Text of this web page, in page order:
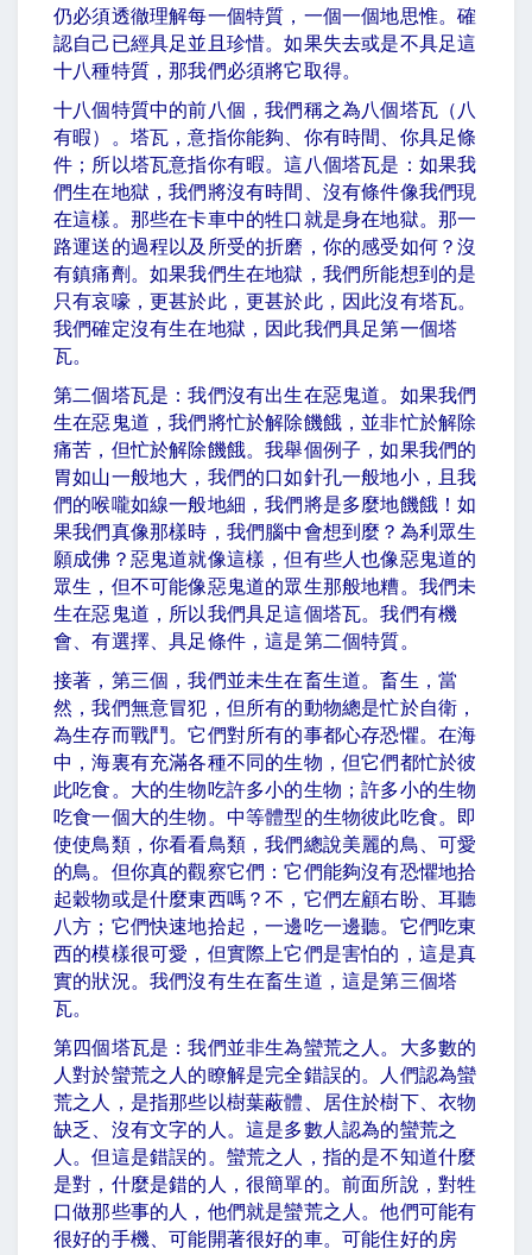
仍必須透徹理解每一個特質，一個一個地思惟。確
認自己已經具足並且珍惜。如果失去或是不具足這
十八種特質，那我們必須將它取得。
十八個特質中的前八個，我們稱之為八個塔瓦（八
有暇）。塔瓦，意指你能夠、你有時間、你具足條
件；所以塔瓦意指你有暇。這八個塔瓦是：如果我
們生在地獄，我們將沒有時間、沒有條件像我們現
在這樣。那些在卡車中的牲口就是身在地獄。那一
路運送的過程以及所受的折磨，你的感受如何？沒
有鎮痛劑。如果我們生在地獄，我們所能想到的是
只有哀嚎，更甚於此，更甚於此，因此沒有塔瓦。
我們確定沒有生在地獄，因此我們具足第一個塔
瓦。
第二個塔瓦是：我們沒有出生在惡鬼道。如果我們
生在惡鬼道，我們將忙於解除饑餓，並非忙於解除
痛苦，但忙於解除饑餓。我舉個例子，如果我們的
胃如山一般地大，我們的口如針孔一般地小，且我
們的喉嚨如線一般地細，我們將是多麼地饑餓！如
果我們真像那樣時，我們腦中會想到麼？為利眾生
願成佛？惡鬼道就像這樣，但有些人也像惡鬼道的
眾生，但不可能像惡鬼道的眾生那般地糟。我們未
生在惡鬼道，所以我們具足這個塔瓦。我們有機
會、有選擇、具足條件，這是第二個特質。
接著，第三個，我們並未生在畜生道。畜生，當
然，我們無意冒犯，但所有的動物總是忙於自衛，
為生存而戰鬥。它們對所有的事都心存恐懼。在海
中，海裏有充滿各種不同的生物，但它們都忙於彼
此吃食。大的生物吃許多小的生物；許多小的生物
吃食一個大的生物。中等體型的生物彼此吃食。即
使使鳥類，你看看鳥類，我們總說美麗的鳥、可愛
的鳥。但你真的觀察它們：它們能夠沒有恐懼地拾
起穀物或是什麼東西嗎？不，它們左顧右盼、耳聽
八方；它們快速地拾起，一邊吃一邊聽。它們吃東
西的模樣很可愛，但實際上它們是害怕的，這是真
實的狀況。我們沒有生在畜生道，這是第三個塔
瓦。
第四個塔瓦是：我們並非生為蠻荒之人。大多數的
人對於蠻荒之人的瞭解是完全錯誤的。人們認為蠻
荒之人，是指那些以樹葉蔽體、居住於樹下、衣物
缺乏、沒有文字的人。這是多數人認為的蠻荒之
人。但這是錯誤的。蠻荒之人，指的是不知道什麼
是對，什麼是錯的人，很簡單的。前面所說，對牲
口做那些事的人，他們就是蠻荒之人。他們可能有
很好的手機、可能開著很好的車。可能住好的房